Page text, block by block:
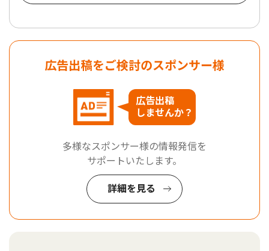
広告出稿をご検討のスポンサー様
広告出稿
しませんか？
多様なスポンサー様の情報発信を
サポートいたします。
詳細を見る